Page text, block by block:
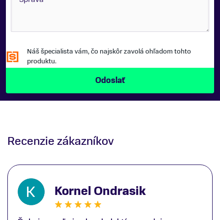
Náš špecialista vám, čo najskôr zavolá ohľadom tohto
produktu.
Recenzie zákazníkov
Kornel Ondrasik